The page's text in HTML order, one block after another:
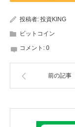
投稿者: 投資KING
ビットコイン
コメント: 0
前の記事